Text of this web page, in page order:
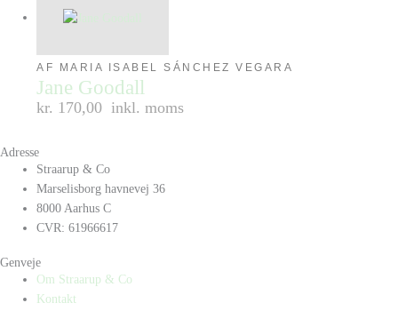
AF MARIA ISABEL SÁNCHEZ VEGARA
Jane Goodall
kr. 170,00 inkl. moms
Adresse
Straarup & Co
Marselisborg havnevej 36
8000 Aarhus C
CVR: 61966617
Genveje
Om Straarup & Co
Kontakt